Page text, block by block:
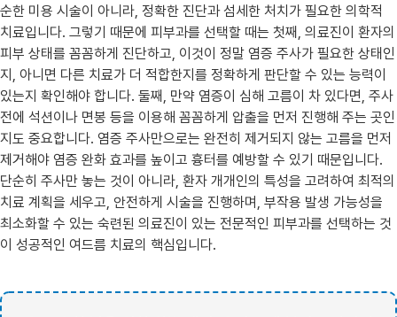
순한 미용 시술이 아니라, 정확한 진단과 섬세한 처치가 필요한 의학적
치료입니다. 그렇기 때문에 피부과를 선택할 때는 첫째, 의료진이 환자의
피부 상태를 꼼꼼하게 진단하고, 이것이 정말 염증 주사가 필요한 상태인
지, 아니면 다른 치료가 더 적합한지를 정확하게 판단할 수 있는 능력이
있는지 확인해야 합니다. 둘째, 만약 염증이 심해 고름이 차 있다면, 주사
전에 석션이나 면봉 등을 이용해 꼼꼼하게 압출을 먼저 진행해 주는 곳인
지도 중요합니다. 염증 주사만으로는 완전히 제거되지 않는 고름을 먼저
제거해야 염증 완화 효과를 높이고 흉터를 예방할 수 있기 때문입니다.
단순히 주사만 놓는 것이 아니라, 환자 개개인의 특성을 고려하여 최적의
치료 계획을 세우고, 안전하게 시술을 진행하며, 부작용 발생 가능성을
최소화할 수 있는 숙련된 의료진이 있는 전문적인 피부과를 선택하는 것
이 성공적인 여드름 치료의 핵심입니다.